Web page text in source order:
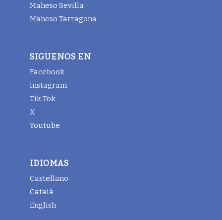
Maheso Sevilla
Maheso Tarragona
SIGUENOS EN
Facebook
Instagram
Tik Tok
X
Youtube
IDIOMAS
Castellano
Català
English